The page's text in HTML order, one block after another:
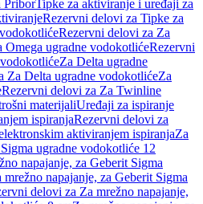
PriborTipke za aktiviranje i uređaji za
Rezervni delovi za Tipke za
Rezervni delovi za Za
Omega ugradne vodokotlićeRezervni
Za Delta ugradne
Za Delta ugradne vodokotlićeZa
Rezervni delovi za Za Twinline
materijaliUređaji za ispiranje
ispiranjaRezervni delovi za
aktiviranjem ispiranjaZa
ugradne vodokotliće 12
napajanje, za Geberit Sigma
mrežno napajanje, za Geberit Sigma
delovi za Za mrežno napajanje,